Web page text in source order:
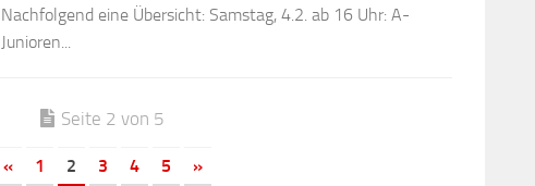
Nachfolgend eine Übersicht: Samstag, 4.2. ab 16 Uhr: A-
Junioren...
Seite 2 von 5
« 1 2 3 4 5 »